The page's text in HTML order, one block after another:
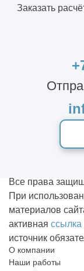
Заказать
О компании
Наши работы
Все права
При
материалов
активная ссылка
источник